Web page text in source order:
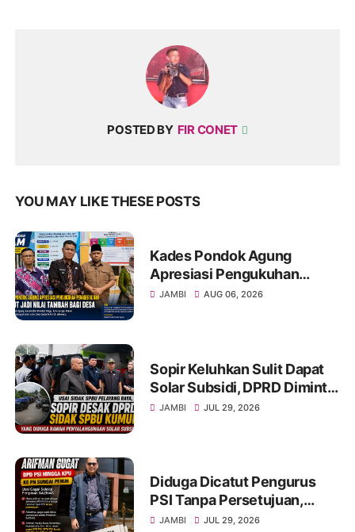
POSTED BY FIR CONET
YOU MAY LIKE THESE POSTS
Kades Pondok Agung
Apresiasi Pengukuhan
Penggerak HAM, Sebut Jadi
JAMBI AUG 06, 2026
Sopir Keluhkan Sulit Dapat
Solar Subsidi, DPRD Diminta
Sidak SPBU Kumun
JAMBI JUL 29, 2026
Diduga Dicatut Pengurus
PSI Tanpa Persetujuan,
Arifman Resmi Gugat DPD
JAMBI JUL 29, 2026